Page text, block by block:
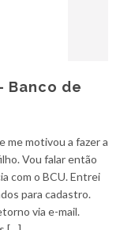
Banco de
me motivou a fazer a
Vou falar então
com o BCU. Entrei
para cadastro.
via e-mail.